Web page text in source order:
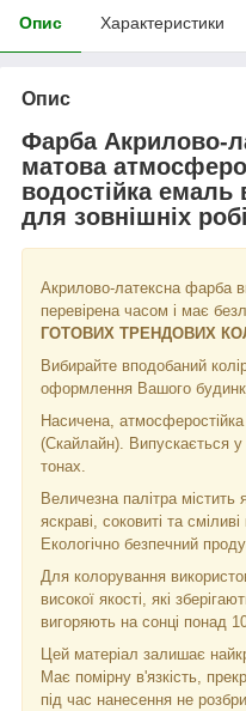
Опис Характеристики
Опис
Фарба Акрилово-
матова
водостійка емаль
для зовнішніх
Акрилово-латексна фарба
перевірена часом і має
ГОТОВИХ ТРЕНДОВИХ
Вибирайте вподобаний
оформлення Вашого
Насичена,
(Скайлайн). Випускається
тонах.
Величезна палітра містить
яскраві, соковиті та
Екологічно безпечний
Для колорування
високої якості, які
вигоряють на сонці понад
Цей матеріал залишає
Має помірну в'язкість,
під час нанесення не